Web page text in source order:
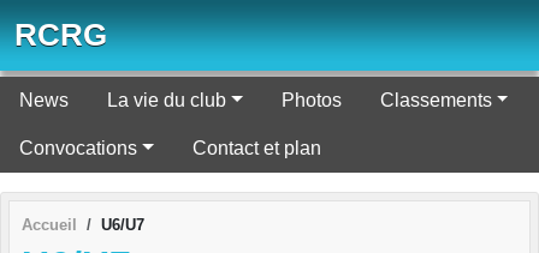
RCRG
News La vie du club Photos Classements
Convocations Contact et plan
Accueil U6/U7